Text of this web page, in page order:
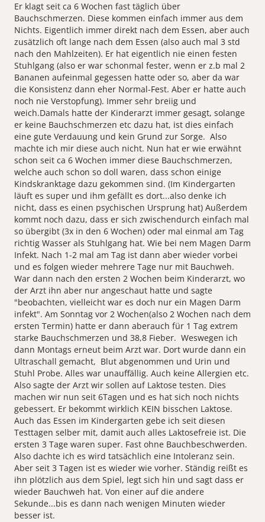
Er klagt seit ca 6 Wochen fast täglich über
Bauchschmerzen. Diese kommen einfach immer aus dem
Nichts. Eigentlich immer direkt nach dem Essen, aber auch
zusätzlich oft lange nach dem Essen (also auch mal 3 std
nach den Mahlzeiten). Er hat eigentlich nie einen festen
Stuhlgang (also er war schonmal fester, wenn er z.b mal 2
Bananen aufeinmal gegessen hatte oder so, aber da war
die Konsistenz dann eher Normal-Fest. Aber er hatte auch
noch nie Verstopfung). Immer sehr breiig und
weich.Damals hatte der Kinderarzt immer gesagt, solange
er keine Bauchschmerzen etc dazu hat, ist dies einfach
eine gute Verdauung und kein Grund zur Sorge. Also
machte ich mir diese auch nicht. Nun hat er wie erwähnt
schon seit ca 6 Wochen immer diese Bauchschmerzen,
welche auch schon so doll waren, dass schon einige
Kindskranktage dazu gekommen sind. (Im Kindergarten
läuft es super und ihm gefällt es dort...also denke ich
nicht, dass es einen psychischen Ursprung hat) Außerdem
kommt noch dazu, dass er sich zwischendurch einfach mal
so übergibt (3x in den 6 Wochen) oder mal einmal am Tag
richtig Wasser als Stuhlgang hat. Wie bei nem Magen Darm
Infekt. Nach 1-2 mal am Tag ist dann aber wieder vorbei
und es folgen wieder mehrere Tage nur mit Bauchweh.
War dann nach den ersten 2 Wochen beim Kinderarzt, wo
der Arzt ihn aber nur angeschaut hatte und sagte
"beobachten, vielleicht war es doch nur ein Magen Darm
infekt". Am Sonntag vor 2 Wochen(also 2 Wochen nach dem
ersten Termin) hatte er dann aberauch für 1 Tag extrem
starke Bauchschmerzen und 38,8 Fieber. Weswegen ich
dann Montags erneut beim Arzt war. Dort wurde dann ein
Ultraschall gemacht, Blut abgenommen und Urin und
Stuhl Probe. Alles war unauffällig. Auch keine Allergien etc.
Also sagte der Arzt wir sollen auf Laktose testen. Dies
machen wir nun seit 6Tagen und es hat sich noch nichts
gebessert. Er bekommt wirklich KEIN bisschen Laktose.
Auch das Essen im Kindergarten gebe ich seit diesen
Testtagen selber mit, damit auch alles Laktosefreie ist. Die
ersten 3 Tage waren super. Fast ohne Bauchbeschwerden.
Also dachte ich es wird tatsächlich eine Intoleranz sein.
Aber seit 3 Tagen ist es wieder wie vorher. Ständig reißt es
ihn plötzlich aus dem Spiel, legt sich hin und sagt dass er
wieder Bauchweh hat. Von einer auf die andere
Sekunde...bis es dann nach wenigen Minuten wieder
besser ist.